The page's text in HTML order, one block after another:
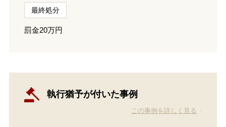
最終処分
罰金20万円
執行猶予が付いた事例
この事例を詳しく見る